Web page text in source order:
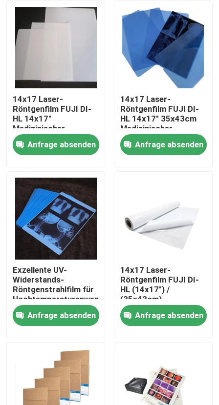
Startseite
Produkte
Über uns
Fabrik Tour
Qualitätskontrolle
Kontakt
Nachrichten
Medizinisches X Ray Film
Tintenstrahl X Ray Film
14x17 Laser-
Röntgenfilm FUJI DI-
HL 14x17"
Medizinischer
Laserfilm Fuji
Trockenfilm
Anfrage absenden
14x17 Laser-
Röntgenfilm FUJI DI-
HL 14x17" 35x43cm
Medizinischer
Laserfilm Fuji
Trockenfilm
Anfrage absenden
Exzellente UV-
Widerstands-
Röntgenstrahlfilm für
Hochtemperaturanwendungen
Anfrage absenden
14x17 Laser-
Röntgenfilm FUJI DI-
HL (14x17") /
(35x43cm)
Medizinischer
Laserfilm Fuji
Trockenfilm
Anfrage absenden